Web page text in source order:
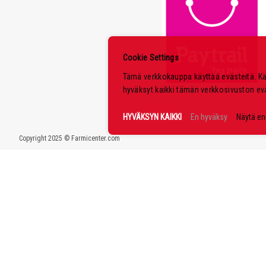
Copyright 2025 © Farmicenter.com
Cookie Settings
Tämä verkkokauppa käyttää evästeitä.
hyväksyt kaikki tämän verkkosivuston
HYVÄKSYN KAIKKI En hyväksy Näytä